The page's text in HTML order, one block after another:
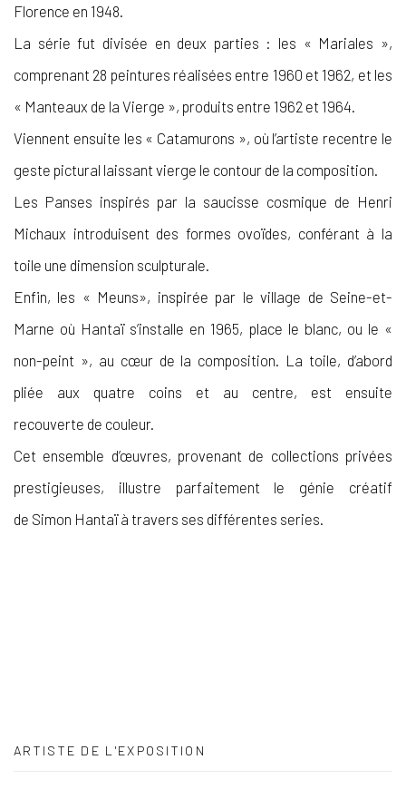
Florence en 1948.
La série fut divisée en deux parties : les « Mariales »,
comprenant 28 peintures réalisées entre 1960 et 1962, et les
« Manteaux de la Vierge », produits entre 1962 et 1964.
Viennent ensuite les « Catamurons », où l’artiste recentre le
geste pictural laissant vierge le contour de la composition.
Les Panses inspirés par la saucisse cosmique de Henri
Michaux introduisent des formes ovoïdes, conférant à la
toile une dimension sculpturale.
Enfin, les « Meuns», inspirée par le village de Seine-et-
Marne où Hantaï s’installe en 1965, place le blanc, ou le «
non-peint », au cœur de la composition. La toile, d’abord
pliée aux quatre coins et au centre, est ensuite
recouverte de couleur.
Cet ensemble d’œuvres, provenant de collections privées
prestigieuses, illustre parfaitement le génie créatif
de Simon Hantaï à travers ses différentes series.
ARTISTE DE L'EXPOSITION